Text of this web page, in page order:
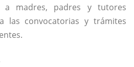
a madres, padres y tutores
las convocatorias y trámites